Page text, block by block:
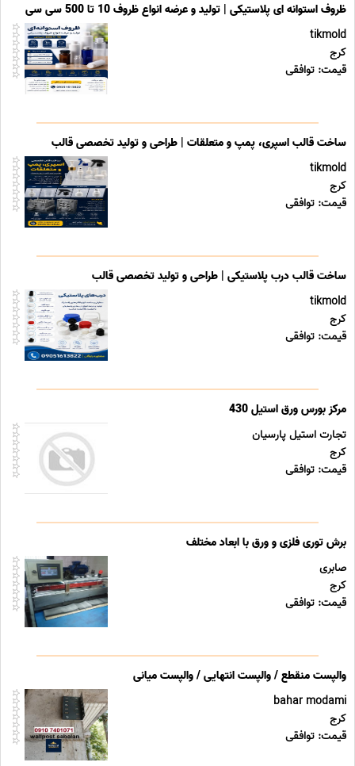
ظروف استوانه ای پلاستیکی | تولید و عرضه انواع ظروف 10 تا 500 سی سی
tikmold
کرج
قیمت: توافقی
ساخت قالب اسپری، پمپ و متعلقات | طراحی و تولید تخصصی قالب
tikmold
کرج
قیمت: توافقی
ساخت قالب درب پلاستیکی | طراحی و تولید تخصصی قالب
tikmold
کرج
قیمت: توافقی
مرکز بورس ورق استیل 430
تجارت استیل پارسیان
کرج
قیمت: توافقی
برش توری فلزی و ورق با ابعاد مختلف
صابری
کرج
قیمت: توافقی
والپست منقطع / والپست انتهایی / والپست میانی
bahar modami
کرج
قیمت: توافقی